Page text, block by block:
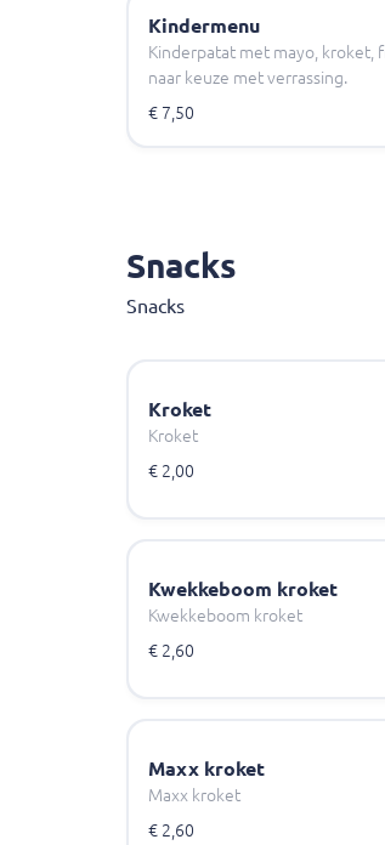
Kindermenu
Kinderpatat met mayo, kroket,
naar keuze met verrassing.
€ 7,50
Snacks
Snacks
Kroket
Kroket
€ 2,00
Kwekkeboom kroket
Kwekkeboom kroket
€ 2,60
Maxx kroket
Maxx kroket
€ 2,60